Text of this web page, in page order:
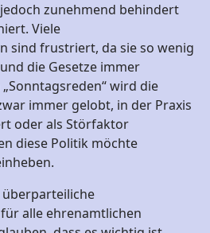
zunehmend behindert
Viele
sind frustriert, da sie so wenig
die Gesetze immer
wird die
immer gelobt, in der Praxis
oder als Störfaktor
diese Politik möchte
überparteiliche
alle ehrenamtlichen